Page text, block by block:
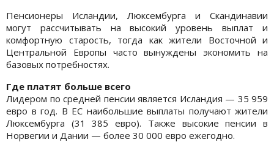
Пенсионеры Исландии, Люксембурга и Скандинавии
могут рассчитывать на высокий уровень выплат и
комфортную старость, тогда как жители Восточной и
Центральной Европы часто вынуждены экономить на
базовых потребностях.
Где платят больше всего
Лидером по средней пенсии является Исландия — 35 959
евро в год. В ЕС наибольшие выплаты получают жители
Люксембурга (31 385 евро). Также высокие пенсии в
Норвегии и Дании — более 30 000 евро ежегодно.